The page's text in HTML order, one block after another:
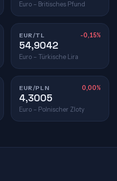
Euro – Britisches Pfund
EUR/TL -0,15%
54,9042
Euro – Türkische Lira
EUR/PLN 0,00%
4,3005
Euro – Polnischer Zloty